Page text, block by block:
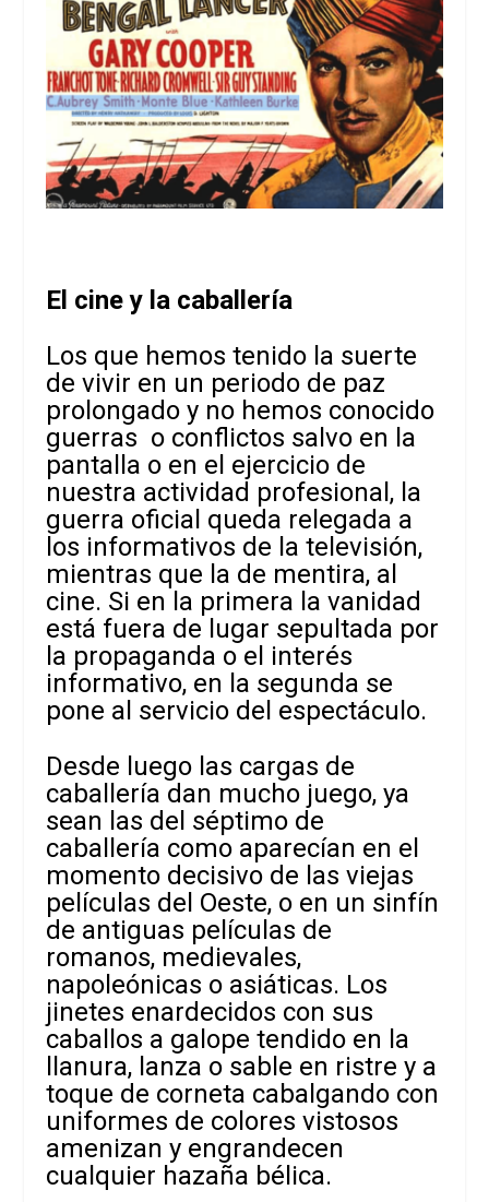
El cine y la caballería
Los que hemos tenido la suerte
de vivir en un periodo de paz
prolongado y no hemos conocido
guerras o conflictos salvo en la
pantalla o en el ejercicio de
nuestra actividad profesional, la
guerra oficial queda relegada a
los informativos de la televisión,
mientras que la de mentira, al
cine. Si en la primera la vanidad
está fuera de lugar sepultada por
la propaganda o el interés
informativo, en la segunda se
pone al servicio del espectáculo.
Desde luego las cargas de
caballería dan mucho juego, ya
sean las del séptimo de
caballería como aparecían en el
momento decisivo de las viejas
películas del Oeste, o en un sinfín
de antiguas películas de
romanos, medievales,
napoleónicas o asiáticas. Los
jinetes enardecidos con sus
caballos a galope tendido en la
llanura, lanza o sable en ristre y a
toque de corneta cabalgando con
uniformes de colores vistosos
amenizan y engrandecen
cualquier hazaña bélica.